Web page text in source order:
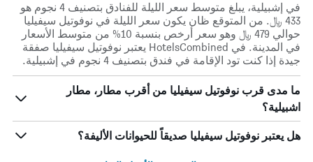
في إشبيلية، يبلغ متوسط ​​سعر الليلة للفنادق بتصنيف 4 نجوم هو
433 ﷼. من المتوقع ظان يكون سعر الليلة في نوفوتيل سيفيليا
حوالي 479 ﷼ وهو سعر أرخص بنسبة 10% من متوسط الأسعار
في المدينة. في HotelsCombined يعتبر نوفوتيل سيفيليا صفقة
جيدة إذا كنت تود الإقامة في فندق بتصنيف 4 نجوم في إشبيلية.
ما مدى قرب نوفوتيل سيفيليا من أقرب مطار، مطار
اشبيلية؟
هل يعتبر نوفوتيل سيفيليا صديقاً للحيوانات الأليفة؟